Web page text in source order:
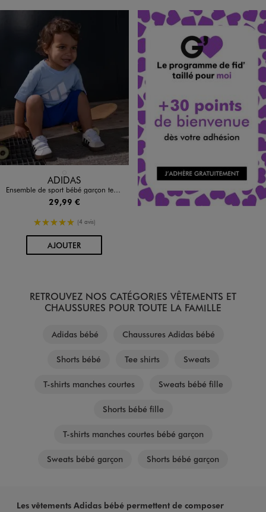
Disponible en 1 coloris
ADIDAS
Ensemble de sport bébé garçon tee-shirt et short - Adidas
29,99 €
5/5 de moyenne
(4 avis)
AJOUTERAU PANIER
RETROUVEZ NOS CATÉGORIES VÊTEMENTS ET
CHAUSSURES POUR TOUTE LA FAMILLE
Adidas bébé Chaussures Adidas bébé
Shorts bébé Tee shirts Sweats
T-shirts manches courtes Sweats bébé fille
Shorts bébé fille
T-shirts manches courtes bébé garçon
Sweats bébé garçon Shorts bébé garçon
Les vêtements Adidas bébé permettent de composer